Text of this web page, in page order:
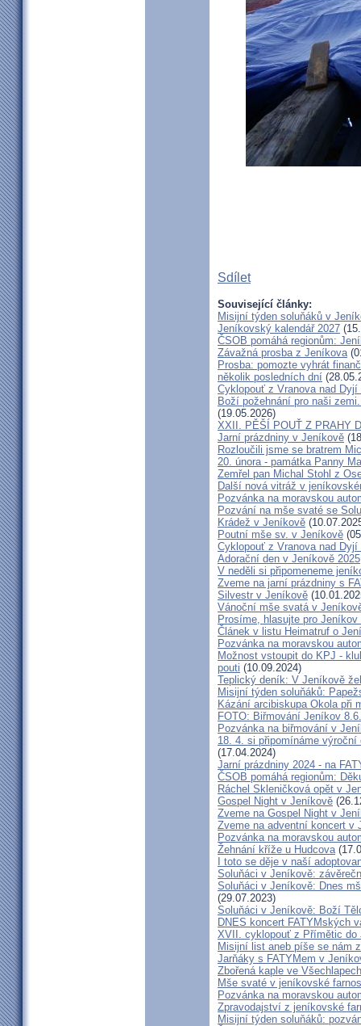
Sdílet
Související články:
Misijní týden soluňáků v
Jeníkovský kalendář 2027
ČSOB pomáhá regionům:
Závažná prosba z Jeníkova
Prosba: pomozte vyhrát
několik posledních dní
Cyklopouť z Vranova nad
Boží požehnání pro naši
(19.05.2026)
XXII. PĚŠÍ POUŤ Z PRAHY
Jarní prázdniny v Jeníkově
Rozloučili jsme se bratrem
20. února - památka Panny
Zemřel pan Michal Stohl z
Další nová vitráž v
Pozvánka na moravskou
Pozvání na mše svaté se
Krádež v Jeníkově
Poutní mše sv. v Jeníkově
Cyklopouť z Vranova nad
Adorační den v Jeníkově 2025
V neděli si připomeneme
Zveme na jarní prázdniny s
Silvestr v Jeníkově
Vánoční mše svatá v
Prosíme, hlasujte pro
Článek v listu Heimatruf o
Pozvánka na moravskou
Možnost vstoupit do KPJ -
pouti (10.09.2024)
Teplický deník: V Jeníkově
Misijní týden soluňáků:
Kázání arcibiskupa Okola při
FOTO: Biřmování Jeníkov
Pozvánka na biřmování v
18. 4. si připomínáme
(17.04.2024)
Jarní prázdniny 2024 - na
ČSOB pomáhá regionům:
Ráchel Skleničková opět v
Gospel Night v Jeníkově
Zveme na Gospel Night v
Zveme na adventní koncert v
Pozvánka na moravskou
Žehnání kříže u Hudcova
I toto se děje v naší
Soluňáci v Jeníkově:
Soluňáci v Jeníkově: Dnes
(29.07.2023)
Soluňáci v Jeníkově: Boží
DNES koncert FATYMských
XVII. cyklopouť z Přímětic do
Misijní list aneb píše se nám
Jarňáky s FATYMem v
Zbořená kaple ve
Mše svaté v jeníkovské
Pozvánka na moravskou
Zpravodajství z jeníkovské
Misijní týden soluňáků: